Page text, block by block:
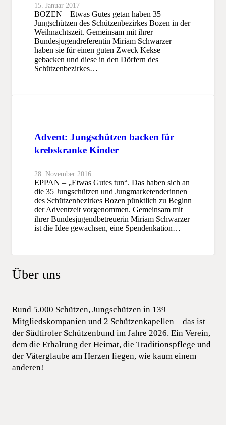
15. Januar 2017
BOZEN – Etwas Gutes getan haben 35
Jungschützen des Schützenbezirkes Bozen in der
Weihnachtszeit. Gemeinsam mit ihrer
Bundesjugendreferentin Miriam Schwarzer
haben sie für einen guten Zweck Kekse
gebacken und diese in den Dörfern des
Schützenbezirkes…
Advent: Jungschützen backen für
krebskranke Kinder
28. November 2016
EPPAN – „Etwas Gutes tun“. Das haben sich an
die 35 Jungschützen und Jungmarketenderinnen
des Schützenbezirkes Bozen pünktlich zu Beginn
der Adventzeit vorgenommen. Gemeinsam mit
ihrer Bundesjugendbetreuerin Miriam Schwarzer
ist die Idee gewachsen, eine Spendenkation…
Über uns
Rund 5.000 Schützen, Jungschützen in 139
Mitgliedskompanien und 2 Schützenkapellen – das ist
der Südtiroler Schützenbund im Jahre 2026. Ein Verein,
dem die Erhaltung der Heimat, die Traditionspflege und
der Väterglaube am Herzen liegen, wie kaum einem
anderen!